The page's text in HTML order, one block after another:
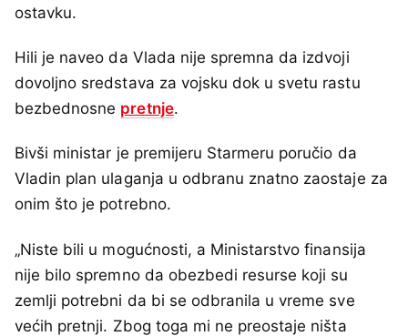
ostavku.
Hili je naveo da Vlada nije spremna da izdvoji
dovoljno sredstava za vojsku dok u svetu rastu
bezbednosne pretnje.
Bivši ministar je premijeru Starmeru poručio da
Vladin plan ulaganja u odbranu znatno zaostaje za
onim što je potrebno.
„Niste bili u mogućnosti, a Ministarstvo finansija
nije bilo spremno da obezbedi resurse koji su
zemlji potrebni da bi se odbranila u vreme sve
većih pretnji. Zbog toga mi ne preostaje ništa